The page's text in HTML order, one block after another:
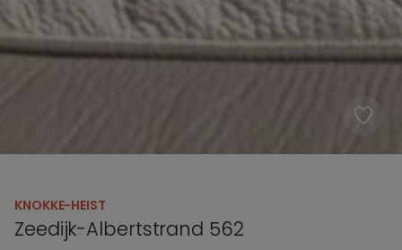
KNOKKE-HEIST
Zeedijk-Albertstrand 562